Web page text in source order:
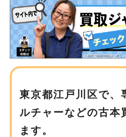
東京都江戸川区で、
ルチャーなどの古本
ます。